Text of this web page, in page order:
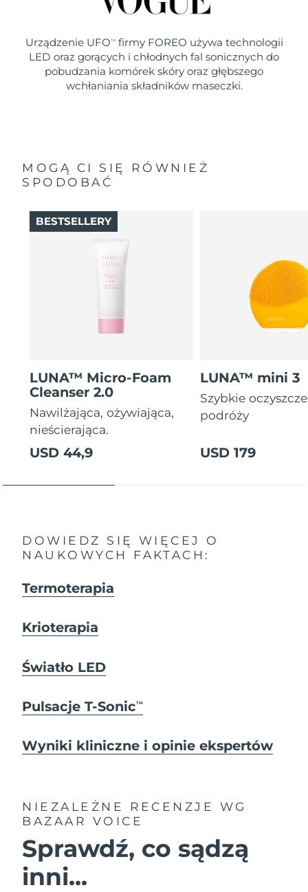
Urządzenie UFO TMfirmy FOREO używa technologii
LED oraz gorących i chłodnych fal sonicznych do
pobudzania komórek skóry oraz głębszego
wchłaniania składników maseczki.
MOGĄ CI SIĘ RÓWNIEŻ
SPODOBAĆ
LUNA™ Micro-Foam
Cleanser 2.0
Nawilżająca, ożywiająca,
nieścierająca.
USD 44,9
BESTSELLERY
LUNA™ mini 3
Szybkie
podróży
USD 179
DOWIEDZ SIĘ WIĘCEJ O
NAUKOWYCH FAKTACH:
Termoterapia
Krioterapia
Światło LED
Pulsacje T-SonicTM
Wyniki kliniczne i opinie ekspertów
NIEZALEŻNE RECENZJE
WG
BAZAAR VOICE
Sprawdź, co sądzą
inni...